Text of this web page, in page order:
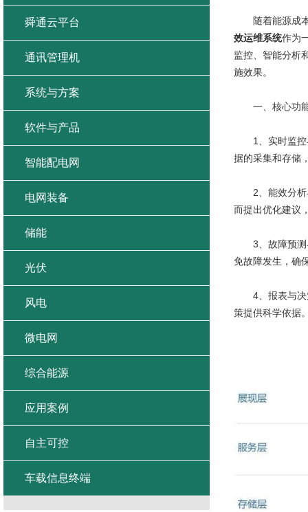
随着能源成本
效运维系统作为
监控、智能分析
施效果。
一、核心功
1、实时监控与
据的采集和存储
2、能效分析与
而提出优化建议
3、故障预测与
免故障发生，确
4、报表与决策
策提供科学依据
舜通云平台
通讯管理机
系统与方案
软件与产品
智能配电网
电网装备
储能
光伏
风电
微电网
综合能源
应用案例
自主可控
车载信息终端